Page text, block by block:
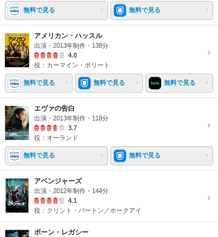
無料で見る 無料で見る
アメリカン・ハッスル
出演・2013年制作・138分
4.0
役：カーマイン・ポリート
無料で見る 無料で見る 無料で見る
エヴァの告白
出演・2013年制作・118分
3.7
役：オーランド
無料で見る 無料で見る
アベンジャーズ
出演・2012年制作・144分
4.1
役：クリント・バートン／ホークアイ
ボーン・レガシー